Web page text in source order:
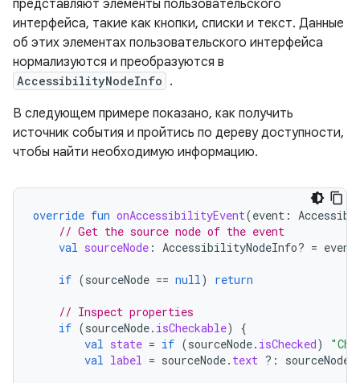
представляют элементы пользовательского
интерфейса, такие как кнопки, списки и текст. Данные
об этих элементах пользовательского интерфейса
нормализуются и преобразуются в
AccessibilityNodeInfo .
В следующем примере показано, как получить
источник события и пройтись по дереву доступности,
чтобы найти необходимую информацию.
override fun onAccessibilityEvent(event :
// Get the source node of the event
val sourceNode : AccessibilityNodeInfo? = event
if (sourceNode == null) return
// Inspect properties
if (sourceNode. isCheckable)
{
val state = if (sourceNode. isChecked)
val label = sourceNode. text ?: sourceNode